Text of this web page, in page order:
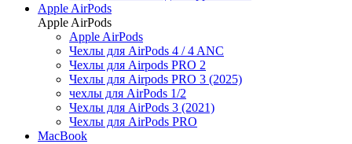
Apple AirPods
Apple AirPods
Apple AirPods
Чехлы для AirPods 4 / 4 ANC
Чехлы для Airpods PRO 2
Чехлы для Airpods PRO 3 (2025)
чехлы для AirPods 1/2
Чехлы для AirPods 3 (2021)
Чехлы для AirPods PRO
MacBook